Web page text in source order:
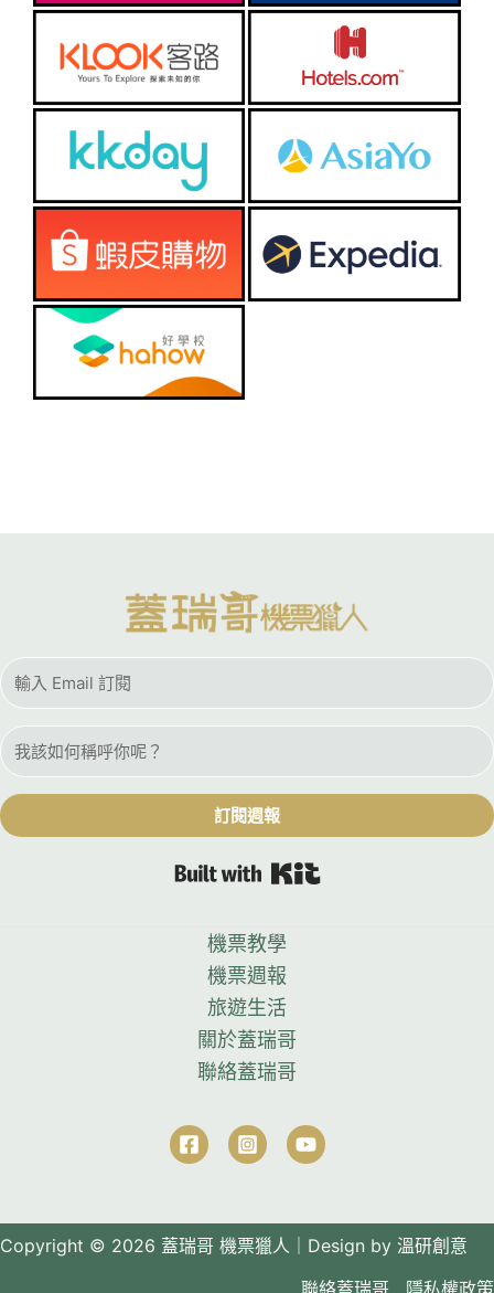
訂閱週報
機票教學
機票週報
旅遊生活
關於蓋瑞哥
聯絡蓋瑞哥
Copyright © 2026 蓋瑞哥 機票獵人｜Design by 溫研創意
聯絡蓋瑞哥 隱私權政策